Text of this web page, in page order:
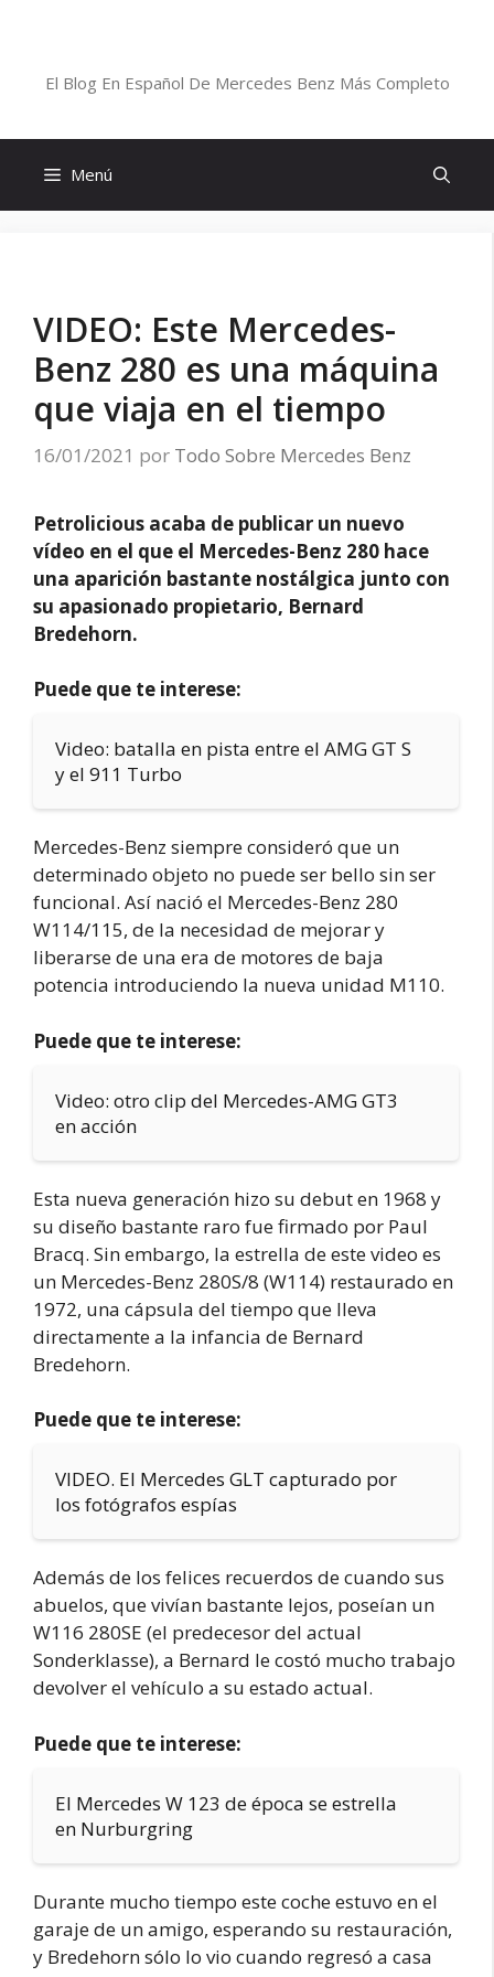
El Blog En Español De Mercedes Benz Más Completo
Menú
VIDEO: Este Mercedes-
Benz 280 es una máquina
que viaja en el tiempo
16/01/2021 por Todo Sobre Mercedes Benz
Petrolicious acaba de publicar un nuevo
vídeo en el que el Mercedes-Benz 280 hace
una aparición bastante nostálgica junto con
su apasionado propietario, Bernard
Bredehorn.
Puede que te interese:
Video: batalla en pista entre el AMG GT S
y el 911 Turbo
Mercedes-Benz siempre consideró que un
determinado objeto no puede ser bello sin ser
funcional. Así nació el Mercedes-Benz 280
W114/115, de la necesidad de mejorar y
liberarse de una era de motores de baja
potencia introduciendo la nueva unidad M110.
Puede que te interese:
Video: otro clip del Mercedes-AMG GT3
en acción
Esta nueva generación hizo su debut en 1968 y
su diseño bastante raro fue firmado por Paul
Bracq. Sin embargo, la estrella de este video es
un Mercedes-Benz 280S/8 (W114) restaurado en
1972, una cápsula del tiempo que lleva
directamente a la infancia de Bernard
Bredehorn.
Puede que te interese:
VIDEO. El Mercedes GLT capturado por
los fotógrafos espías
Además de los felices recuerdos de cuando sus
abuelos, que vivían bastante lejos, poseían un
W116 280SE (el predecesor del actual
Sonderklasse), a Bernard le costó mucho trabajo
devolver el vehículo a su estado actual.
Puede que te interese:
El Mercedes W 123 de época se estrella
en Nurburgring
Durante mucho tiempo este coche estuvo en el
garaje de un amigo, esperando su restauración,
y Bredehorn sólo lo vio cuando regresó a casa